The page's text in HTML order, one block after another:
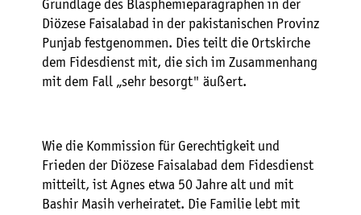
Grundlage des Blasphemieparagraphen in der
Diözese Faisalabad in der pakistanischen Provinz
Punjab festgenommen. Dies teilt die Ortskirche
dem Fidesdienst mit, die sich im Zusammenhang
mit dem Fall „sehr besorgt" äußert.
Wie die Kommission für Gerechtigkeit und
Frieden der Diözese Faisalabad dem Fidesdienst
mitteilt, ist Agnes etwa 50 Jahre alt und mit
Bashir Masih verheiratet. Die Familie lebt mit